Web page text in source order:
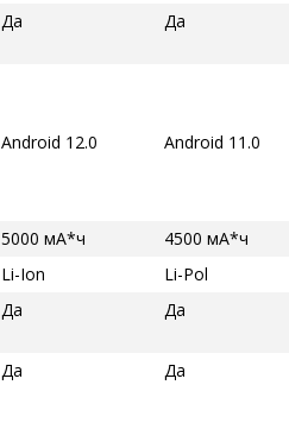
Да Да
Android 12.0 Android 11.0
5000 мА*ч
4500 мА*ч
Li-Ion
Li-Pol
Да Да
Да Да